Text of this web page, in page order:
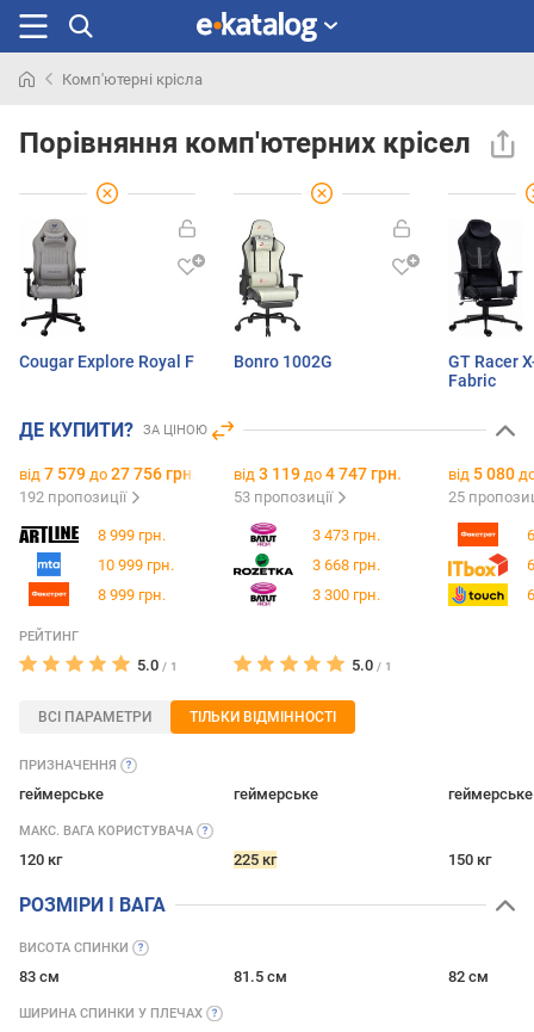
раніше
Комп'ютерні крісла
Порівняння комп'ютерних крісел
Cougar Explore Royal F Bonro 1002G
GT Racer
Fabric
ДЕ КУПИТИ? ЗА ЦІНОЮ
від 7 579 до 27 756 грн.
192 пропозиції
від 3 119 до 4 747 грн.
53 пропозиції
від 5 080
25
8 999 грн.
10 999 грн.
8 999 грн.
3 473 грн.
3 668 грн.
3 300 грн.
РЕЙТИНГ
5.0 / 1 5.0 / 1
ВСІ ПАРАМЕТРИ ТІЛЬКИ ВІДМІННОСТІ
ПРИЗНАЧЕННЯ
геймерське геймерське геймерське
МАКС. ВАГА КОРИСТУВАЧА
120 кг 225 кг 150 кг
РОЗМІРИ І ВАГА
ВИСОТА СПИНКИ
83 см 81.5 см 82 см
ШИРИНА СПИНКИ У ПЛЕЧАХ